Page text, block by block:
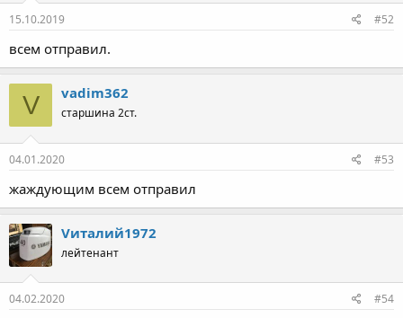
15.10.2019 #52
всем отправил.
V vadim362
старшина 2ст.
04.01.2020 #53
жаждующим всем отправил
Vиталий1972
лейтенант
04.02.2020 #54